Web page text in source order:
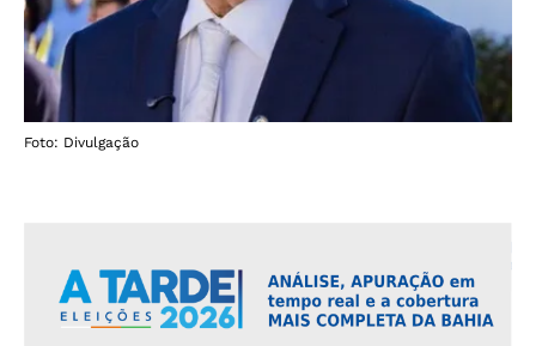
Foto: Divulgação